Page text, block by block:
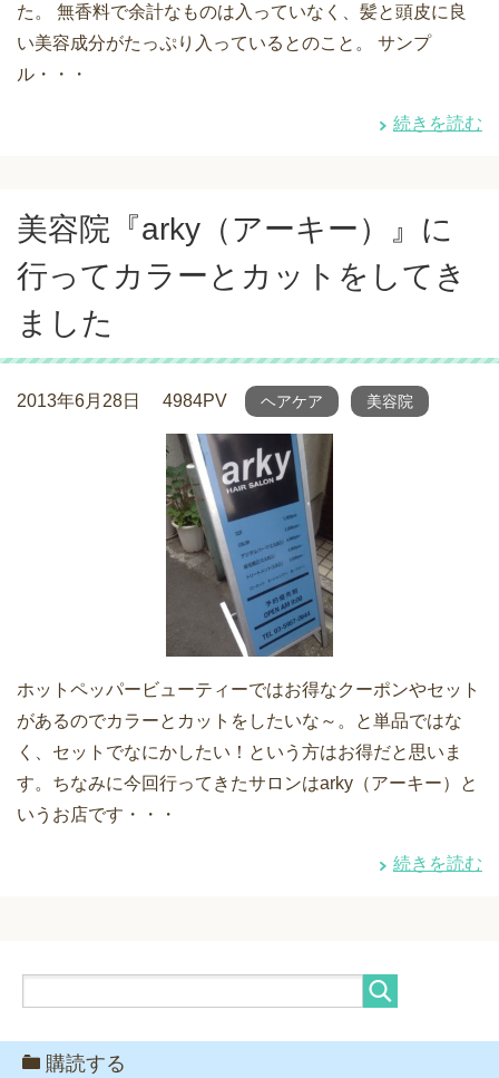
た。 無香料で余計なものは入っていなく、髪と頭皮に良
い美容成分がたっぷり入っているとのこと。 サンプ
ル・・・
続きを読む
美容院『arky（アーキー）』に
行ってカラーとカットをしてき
ました
2013年6月28日 4984PV ヘアケア 美容院
ホットペッパービューティーではお得なクーポンやセット
があるのでカラーとカットをしたいな～。と単品ではな
く、セットでなにかしたい！という方はお得だと思いま
す。ちなみに今回行ってきたサロンはarky（アーキー）と
いうお店です・・・
続きを読む
購読する